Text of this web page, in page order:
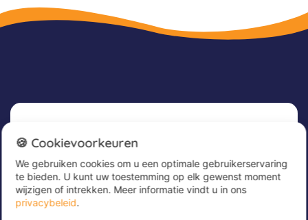
Nieuwsbrief
Meld u nu aan voor onze nieuwsbrief om
geweldige aanbiedingen te ontvangen en op de
hoogte te blijven!
🍪 Cookievoorkeuren
We gebruiken cookies om u een optimale gebruikerservaring
te bieden. U kunt uw toestemming op elk gewenst moment
wijzigen of intrekken. Meer informatie vindt u in ons
privacybeleid.